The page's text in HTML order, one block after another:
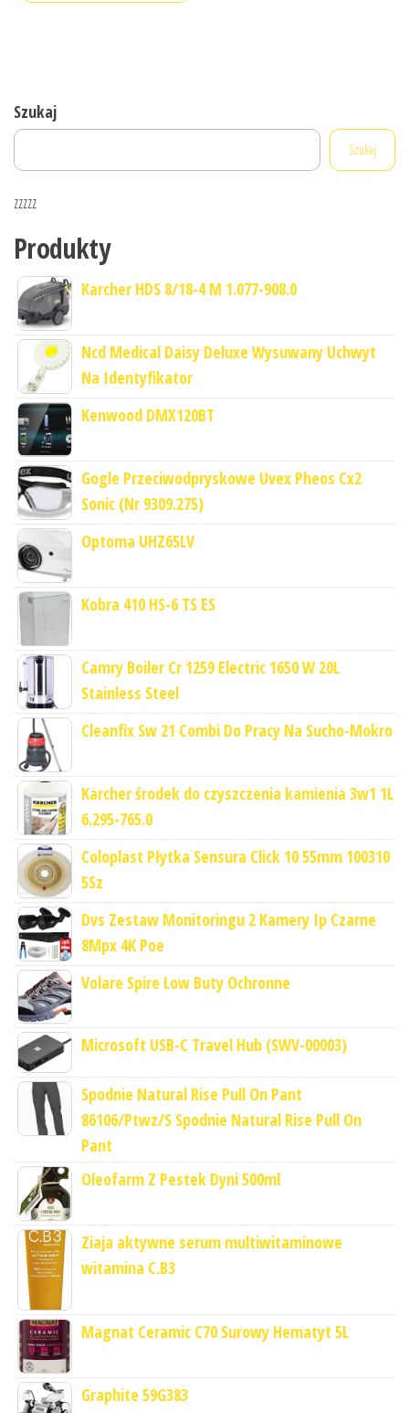
Szukaj
Szukaj
zzzzz
Produkty
Karcher HDS 8/18-4 M 1.077-908.0
Ncd Medical Daisy Deluxe Wysuwany Uchwyt
Na Identyfikator
Kenwood DMX120BT
Gogle Przeciwodpryskowe Uvex Pheos Cx2
Sonic (Nr 9309.275)
Optoma UHZ65LV
Kobra 410 HS-6 TS ES
Camry Boiler Cr 1259 Electric 1650 W 20L
Stainless Steel
Cleanfix Sw 21 Combi Do Pracy Na Sucho-Mokro
Karcher środek do czyszczenia kamienia 3w1 1L
6.295-765.0
Coloplast Płytka Sensura Click 10 55mm 100310
5Sz
Dvs Zestaw Monitoringu 2 Kamery Ip Czarne
8Mpx 4K Poe
Volare Spire Low Buty Ochronne
Microsoft USB-C Travel Hub (SWV-00003)
Spodnie Natural Rise Pull On Pant
86106/Ptwz/S Spodnie Natural Rise Pull On
Pant
Oleofarm Z Pestek Dyni 500ml
Ziaja aktywne serum multiwitaminowe
witamina C.B3
Magnat Ceramic C70 Surowy Hematyt 5L
Graphite 59G383